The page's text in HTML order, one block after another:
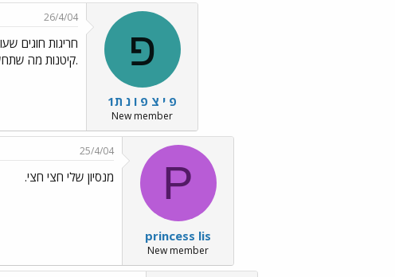
פ
פ י צ פ ו נ ת1
New member
26/4/04
חריגות חוגים
.קיטנות מה
P
princess lis
New member
25/4/04
מנסיון שלי חצי חצי.